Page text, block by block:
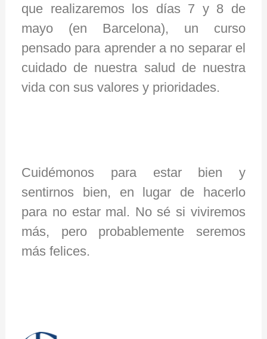
que realizaremos los días 7 y 8 de
mayo (en Barcelona), un curso
pensado para aprender a no separar el
cuidado de nuestra salud de nuestra
vida con sus valores y prioridades.
Cuidémonos para estar bien y
sentirnos bien, en lugar de hacerlo
para no estar mal. No sé si viviremos
más, pero probablemente seremos
más felices.